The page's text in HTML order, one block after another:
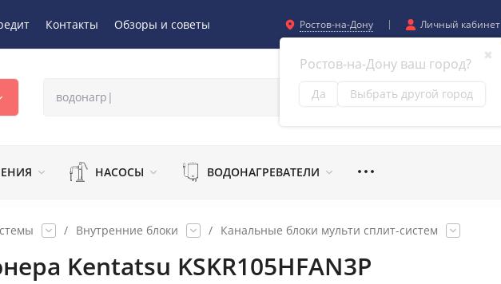
Контакты Обзоры и советы Ростов-на-Дону
✖
Ростов-на-Дону ваш город?
Да Выбрать другой город
Личный кабинет
НАСОСЫ ВОДОНАГРЕВАТЕЛИ
/ Внутренние блоки / Канальные блоки мульти сплит-систем
Kentatsu KSKR105HFAN3P